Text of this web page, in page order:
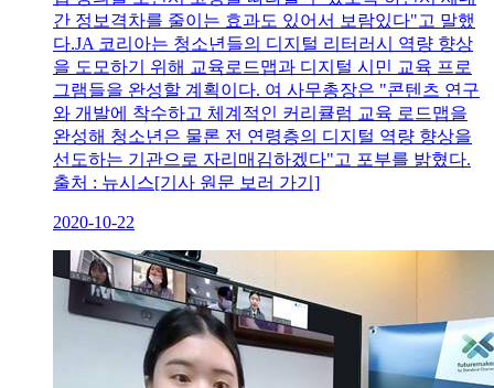
간 정보격차를 줄이는 효과도 있어서 보람있다"고 말했
다.JA 코리아는 청소년들의 디지털 리터러시 역량 향상
을 도모하기 위해 교육로드맵과 디지털 시민 교육 프로
그램들을 완성할 계획이다. 여 사무총장은 "콘텐츠 연구
와 개발에 착수하고 체계적인 커리큘럼 교육 로드맵을
완성해 청소년은 물론 전 연령층의 디지털 역량 향상을
선도하는 기관으로 자리매김하겠다"고 포부를 밝혔다.
출처 : 뉴시스[기사 원문 보러 가기]
2020-10-22